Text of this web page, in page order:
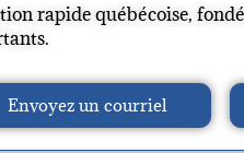
rapide québécoise,
Envoyez un courriel